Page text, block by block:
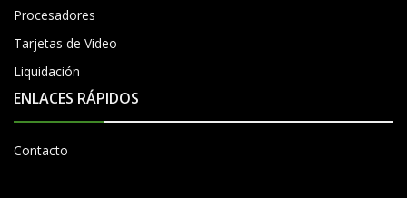
Procesadores
Tarjetas de Video
Liquidación
ENLACES RÁPIDOS
Contacto